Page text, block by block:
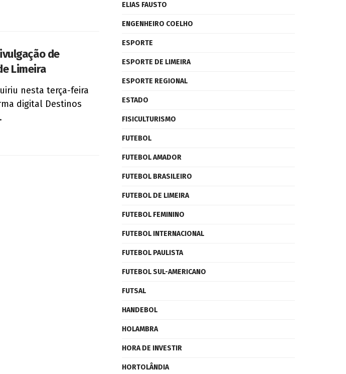
de
Limeira
nesta terça-feira
digital Destinos
ELIAS FAUSTO
ENGENHEIRO COELHO
ESPORTE
ESPORTE DE LIMEIRA
ESPORTE REGIONAL
ESTADO
FISICULTURISMO
FUTEBOL
FUTEBOL AMADOR
FUTEBOL BRASILEIRO
FUTEBOL DE LIMEIRA
FUTEBOL FEMININO
FUTEBOL INTERNACIONAL
FUTEBOL PAULISTA
FUTEBOL SUL-AMERICANO
FUTSAL
HANDEBOL
HOLAMBRA
HORA DE INVESTIR
HORTOLÂNDIA